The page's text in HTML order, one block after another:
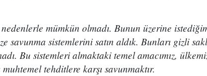
mümkün olmadı. Bunun üzerine
savunma sistemlerini satın aldık. Bunları gizli
Bu sistemleri almaktaki temel amacımız,
tehditlere karşı savunmaktır.